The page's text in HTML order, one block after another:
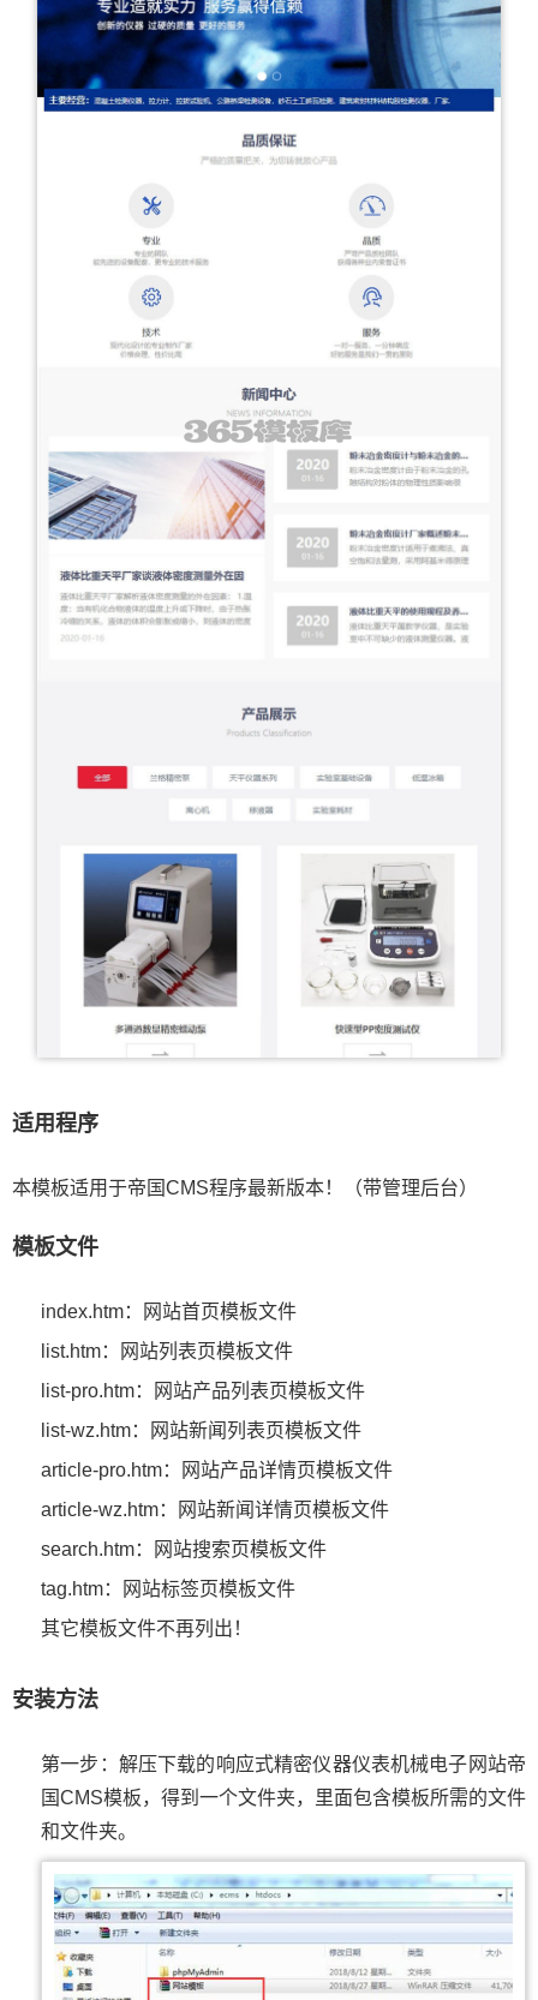
适用程序
本模板适用于帝国CMS程序最新版本！（带管理后台）
模板文件
index.htm：网站首页模板文件
list.htm：网站列表页模板文件
list-pro.htm：网站产品列表页模板文件
list-wz.htm：网站新闻列表页模板文件
article-pro.htm：网站产品详情页模板文件
article-wz.htm：网站新闻详情页模板文件
search.htm：网站搜索页模板文件
tag.htm：网站标签页模板文件
其它模板文件不再列出！
安装方法
第一步：解压下载的响应式精密仪器仪表机械电子网站帝
国CMS模板，得到一个文件夹，里面包含模板所需的文件
和文件夹。